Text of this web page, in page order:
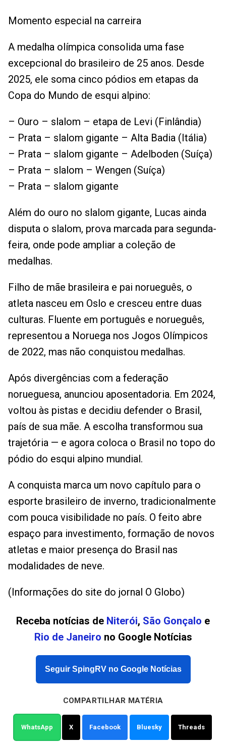
Momento especial na carreira
A medalha olímpica consolida uma fase
excepcional do brasileiro de 25 anos. Desde
2025, ele soma cinco pódios em etapas da
Copa do Mundo de esqui alpino:
– Ouro – slalom – etapa de Levi (Finlândia)
– Prata – slalom gigante – Alta Badia (Itália)
– Prata – slalom gigante – Adelboden (Suíça)
– Prata – slalom – Wengen (Suíça)
– Prata – slalom gigante
Além do ouro no slalom gigante, Lucas ainda
disputa o slalom, prova marcada para segunda-
feira, onde pode ampliar a coleção de
medalhas.
Filho de mãe brasileira e pai norueguês, o
atleta nasceu em Oslo e cresceu entre duas
culturas. Fluente em português e norueguês,
representou a Noruega nos Jogos Olímpicos
de 2022, mas não conquistou medalhas.
Após divergências com a federação
norueguesa, anunciou aposentadoria. Em 2024,
voltou às pistas e decidiu defender o Brasil,
país de sua mãe. A escolha transformou sua
trajetória — e agora coloca o Brasil no topo do
pódio do esqui alpino mundial.
A conquista marca um novo capítulo para o
esporte brasileiro de inverno, tradicionalmente
com pouca visibilidade no país. O feito abre
espaço para investimento, formação de novos
atletas e maior presença do Brasil nas
modalidades de neve.
(Informações do site do jornal O Globo)
Receba notícias de Niterói, São Gonçalo e
Rio de Janeiro no Google Notícias
Seguir SpingRV no Google Notícias
COMPARTILHAR MATÉRIA
WhatsApp X Facebook Bluesky Threads